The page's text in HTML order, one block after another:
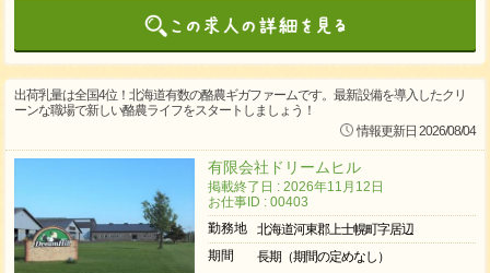
出荷乳量は全国4位！北海道有数の酪農ギガファームです。最新設備を導入したクリ
ーンな職場で新しい酪農ライフをスタートしましょう！
情報更新日 2026/08/04
有限会社ドリームヒル
掲載終了日 : 2026年11月12日
お仕事ID : 00403
勤務地
北海道河東郡上士幌町字居辺
期間
長期（期間の定めなし）